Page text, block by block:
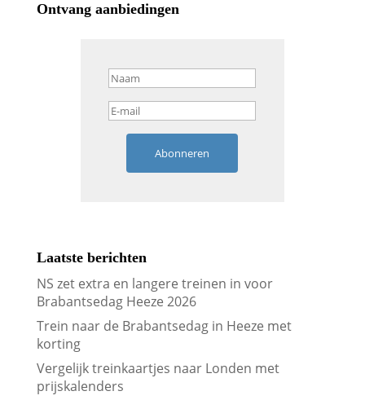
Ontvang aanbiedingen
Abonneren
Laatste berichten
NS zet extra en langere treinen in voor
Brabantsedag Heeze 2026
Trein naar de Brabantsedag in Heeze met
korting
Vergelijk treinkaartjes naar Londen met
prijskalenders